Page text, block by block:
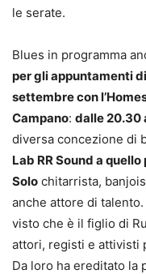
le serate.
Blues in programma
per gli appuntamenti
settembre con l’
Campano: dalle 20.30
diversa concezione di
Lab RR Sound a
Solo chitarrista,
anche attore di
visto che è il figlio di
attori, registi e attivisti
Da loro ha ereditato la